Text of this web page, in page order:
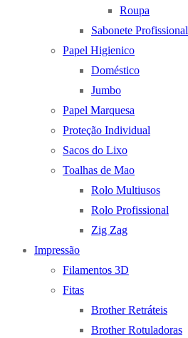
Roupa
Sabonete Profissional
Papel Higienico
Doméstico
Jumbo
Papel Marquesa
Proteção Individual
Sacos do Lixo
Toalhas de Mao
Rolo Multiusos
Rolo Profissional
Zig Zag
Impressão
Filamentos 3D
Fitas
Brother Retráteis
Brother Rotuladoras